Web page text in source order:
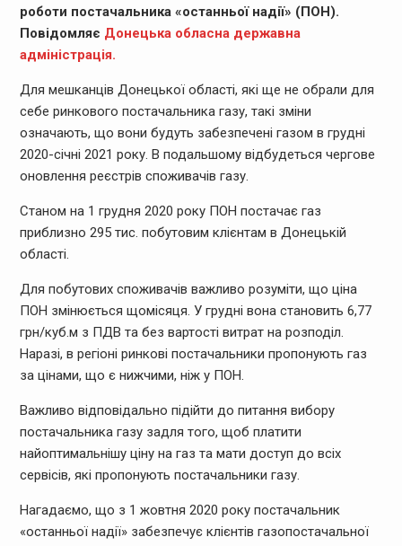
роботи постачальника «останньої надії» (ПОН).
Повідомляє Донецька обласна державна
адміністрація.
Для мешканців Донецької області, які ще не обрали для
себе ринкового постачальника газу, такі зміни
означають, що вони будуть забезпечені газом в грудні
2020-січні 2021 року. В подальшому відбудеться чергове
оновлення реєстрів споживачів газу.
Станом на 1 грудня 2020 року ПОН постачає газ
приблизно 295 тис. побутовим клієнтам в Донецькій
області.
Для побутових споживачів важливо розуміти, що ціна
ПОН змінюється щомісяця. У грудні вона становить 6,77
грн/куб.м з ПДВ та без вартості витрат на розподіл.
Наразі, в регіоні ринкові постачальники пропонують газ
за цінами, що є нижчими, ніж у ПОН.
Важливо відповідально підійти до питання вибору
постачальника газу задля того, щоб платити
найоптимальнішу ціну на газ та мати доступ до всіх
сервісів, які пропонують постачальники газу.
Нагадаємо, що з 1 жовтня 2020 року постачальник
«останньої надії» забезпечує клієнтів газопостачальної